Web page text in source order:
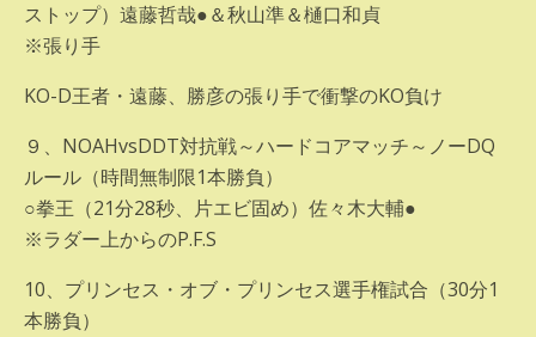
ストップ）遠藤哲哉●＆秋山準＆樋口和貞
※張り手
KO-D王者・遠藤、勝彦の張り手で衝撃のKO負け
９、NOAHvsDDT対抗戦～ハードコアマッチ～ノーDQ
ルール（時間無制限1本勝負）
○拳王（21分28秒、片エビ固め）佐々木大輔●
※ラダー上からのP.F.S
10、プリンセス・オブ・プリンセス選手権試合（30分1
本勝負）